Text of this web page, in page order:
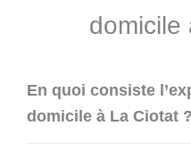
domicile
En quoi consiste
domicile à La Ciotat ?